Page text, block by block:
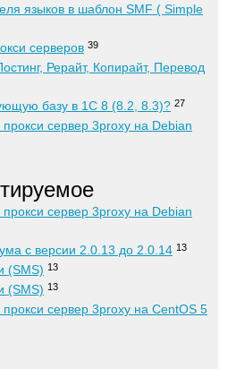
языков в шаблон SMF ( Simple
серверов 39
Рерайт, Копирайт, Перевод
базу в 1С 8 (8.2, 8.3)? 27
сервер 3proxy на Debian
сервер 3proxy на Debian
с версии 2.0.13 до 2.0.14 13
(SMS) 13
(SMS) 13
сервер 3proxy на CentOS 5